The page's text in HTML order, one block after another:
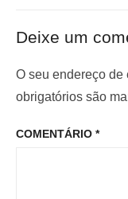
o
e
P
o
i
o
:
m
o
o
Deixe um
O seu endereço de
obrigatórios são
COMENTÁRIO *